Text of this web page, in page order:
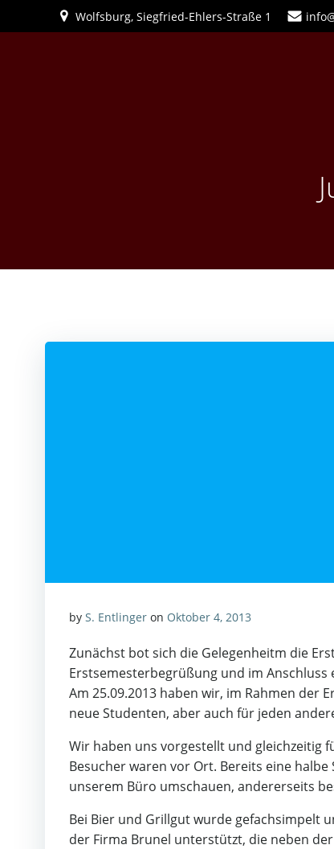
Inhalt
Wolfsburg, Siegfried-Ehlers-Straße 1
by S. Entlinger on Oktober 4, 2013
Zunächst bot sich die Gelegenheitm die
Erstsemesterbegrüßung und im
Am 25.09.2013 haben wir, im Rahmen
neue Studenten, aber auch für jeden
Wir haben uns vorgestellt und gleichzeitig
Besucher waren vor Ort. Bereits eine
unserem Büro umschauen, andererseits
Bei Bier und Grillgut wurde gefachsimpelt
der Firma Brunel unterstützt, die neben